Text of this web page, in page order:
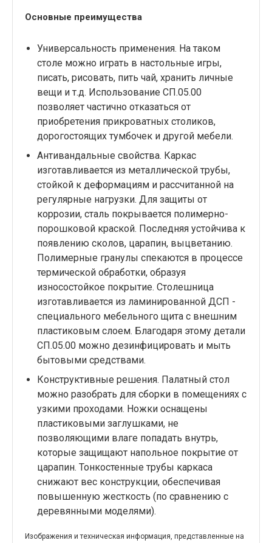
Основные преимущества
Универсальность применения. На таком
столе можно играть в настольные игры,
писать, рисовать, пить чай, хранить личные
вещи и т.д. Использование СП.05.00
позволяет частично отказаться от
приобретения прикроватных столиков,
дорогостоящих тумбочек и другой мебели.
Антивандальные свойства. Каркас
изготавливается из металлической трубы,
стойкой к деформациям и рассчитанной на
регулярные нагрузки. Для защиты от
коррозии, сталь покрывается полимерно-
порошковой краской. Последняя устойчива к
появлению сколов, царапин, выцветанию.
Полимерные гранулы спекаются в процессе
термической обработки, образуя
износостойкое покрытие. Столешница
изготавливается из ламинированной ДСП -
специального мебельного щита с внешним
пластиковым слоем. Благодаря этому детали
СП.05.00 можно дезинфицировать и мыть
бытовыми средствами.
Конструктивные решения. Палатный стол
можно разобрать для сборки в помещениях с
узкими проходами. Ножки оснащены
пластиковыми заглушками, не
позволяющими влаге попадать внутрь,
которые защищают напольное покрытие от
царапин. Тонкостенные трубы каркаса
снижают вес конструкции, обеспечивая
повышенную жесткость (по сравнению с
деревянными моделями).
Изображения и техническая информация, представленные на